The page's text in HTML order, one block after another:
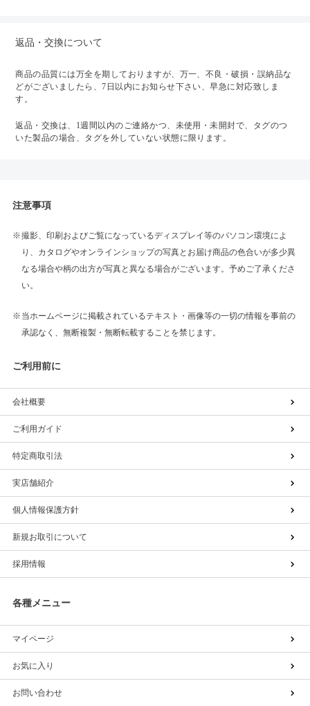
返品・交換について
商品の品質には万全を期しておりますが、万一、不良・破損・誤納品な
どがございましたら、7日以内にお知らせ下さい、早急に対応致しま
す。
返品・交換は、1週間以内のご連絡かつ、未使用・未開封で、タグのつ
いた製品の場合、タグを外していない状態に限ります。
注意事項
撮影、印刷およびご覧になっているディスプレイ等のパソコン環境によ
り、カタログやオンラインショップの写真とお届け商品の色合いが多少異
なる場合や柄の出方が写真と異なる場合がございます。予めご了承くださ
い。
当ホームページに掲載されているテキスト・画像等の一切の情報を事前の
承認なく、無断複製・無断転載することを禁じます。
ご利用前に
会社概要
ご利用ガイド
特定商取引法
実店舗紹介
個人情報保護方針
新規お取引について
採用情報
各種メニュー
マイページ
お気に入り
お問い合わせ